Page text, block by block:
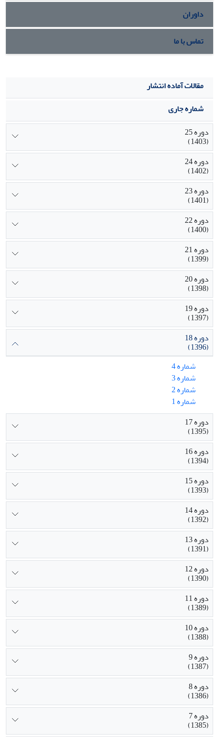
داوران
تماس با ما
مقالات آماده انتشار
شماره جاری
دوره 25
(1403)
دوره 24
(1402)
دوره 23
(1401)
دوره 22
(1400)
دوره 21
(1399)
دوره 20
(1398)
دوره 19
(1397)
دوره 18
(1396)
شماره 4
شماره 3
شماره 2
شماره 1
دوره 17
(1395)
دوره 16
(1394)
دوره 15
(1393)
دوره 14
(1392)
دوره 13
(1391)
دوره 12
(1390)
دوره 11
(1389)
دوره 10
(1388)
دوره 9
(1387)
دوره 8
(1386)
دوره 7
(1385)